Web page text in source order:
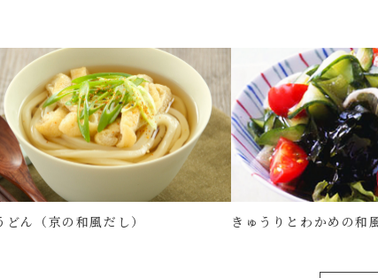
どん（京の和風だし） きゅうりとわかめの和